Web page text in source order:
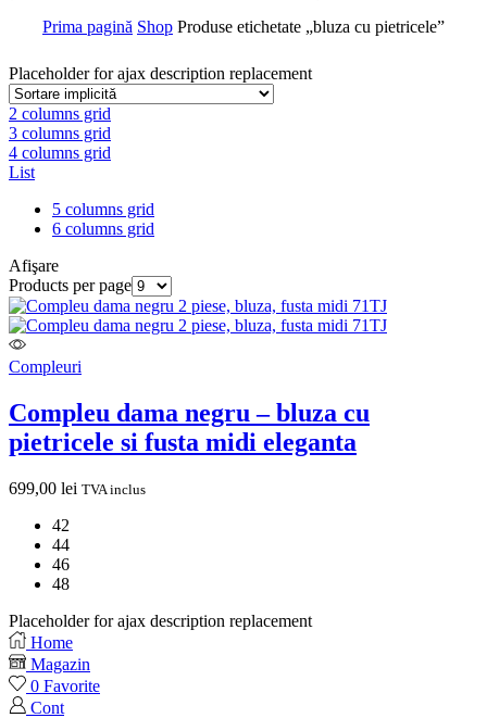
Prima pagină Shop Produse etichetate „bluza cu pietricele”
Placeholder for ajax description replacement
2 columns grid
3 columns grid
4 columns grid
List
5 columns grid
6 columns grid
Afişare
Products per page
Compleuri
Compleu dama negru – bluza cu
pietricele si fusta midi eleganta
699,00 lei TVA inclus
42
44
46
48
Placeholder for ajax description replacement
Home
Magazin
0 Favorite
Cont